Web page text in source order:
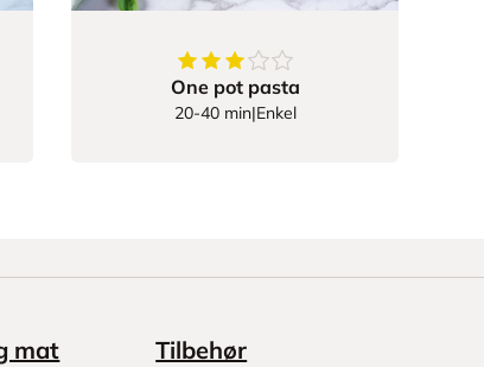
3.75av5stjerner
One pot pasta
20-40 min|Enkel
mat Tilbehør